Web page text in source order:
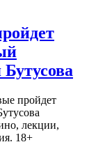
пройдет
лекции,
18+